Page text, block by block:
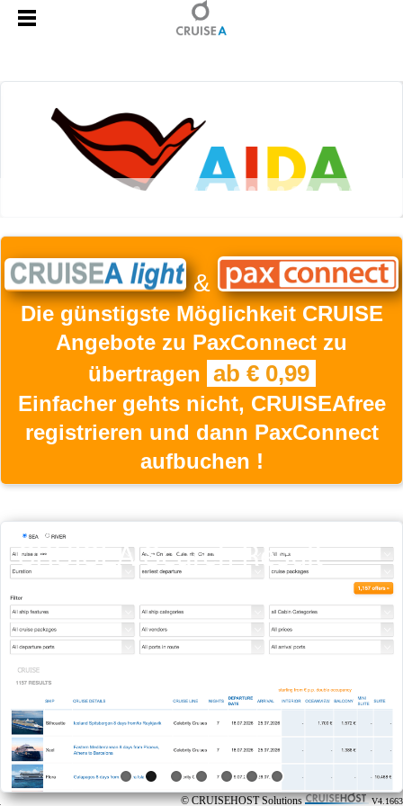
&
Die günstigste Möglichkeit CRUISE
Angebote zu PaxConnect zu
übertragen ab € 0,99
Einfacher gehts nicht, CRUISEAfree
registrieren und dann PaxConnect
aufbuchen !
CRUISEA Search Result
© CRUISEHOST Solutions V4.1663